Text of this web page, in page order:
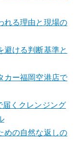
れる理由と現場の
避ける判断基準と
カー福岡空港店で
くクレンジング
めの自然な返しの